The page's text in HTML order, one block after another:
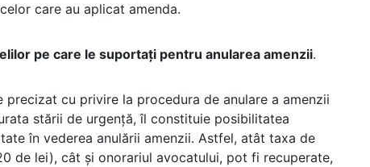
care au aplicat amenda.
pe care le suportați pentru anularea amenzii.
cu privire la procedura de anulare a amenzii
stării de urgență, îl constituie posibilitatea
în vederea anulării amenzii. Astfel, atât taxa de
de lei), cât și onorariul avocatului, pot fi recuperate,